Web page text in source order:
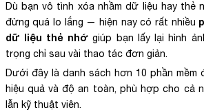
Dù bạn vô tình xóa nhầm dữ liệu hay thẻ
đừng quá lo lắng — hiện nay có rất nhiều
dữ liệu thẻ nhớ giúp bạn lấy lại hình
trọng chỉ sau vài thao tác đơn giản.
Dưới đây là danh sách hơn 10 phần
hiệu quả và độ an toàn, phù hợp cho cả
lẫn kỹ thuật viên.